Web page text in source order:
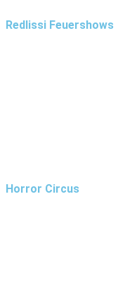
Redlissi Feuershows
Horror Circus